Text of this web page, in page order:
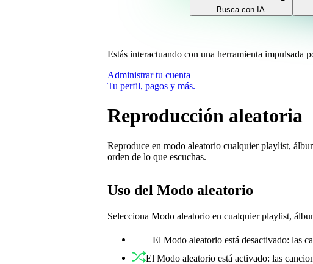
Busca con IA
Estás interactuando con una herramienta impulsada
Administrar tu cuenta
Tu perfil, pagos y más.
Reproducción aleatoria
Reproduce en modo aleatorio cualquier playlist,
orden de lo que escuchas.
Uso del Modo aleatorio
Selecciona Modo aleatorio en cualquier playlist,
El Modo aleatorio está desactivado: las
El Modo aleatorio está activado: las